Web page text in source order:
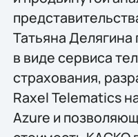
Татьяна
в виде сервиса
страхования,
Raxel Telematics
Azure и